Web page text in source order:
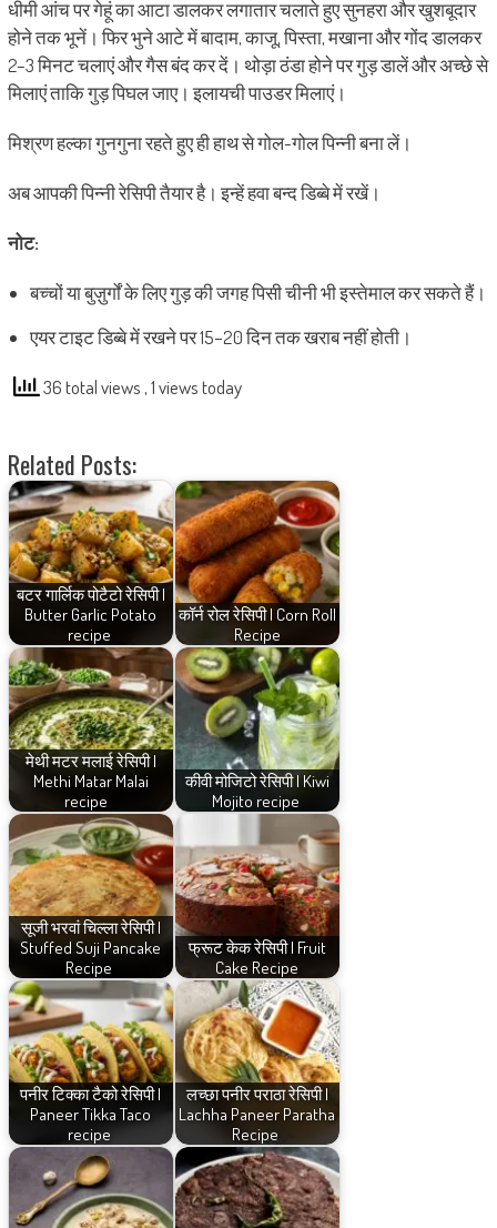
धीमी आंच पर गेहूं का आटा डालकर लगातार चलाते हुए सुनहरा और खुशबूदार
होने तक भूनें। फिर भुने आटे में बादाम, काजू, पिस्ता, मखाना और गोंद डालकर
2–3 मिनट चलाएं और गैस बंद कर दें। थोड़ा ठंडा होने पर गुड़ डालें और अच्छे से
मिलाएं ताकि गुड़ पिघल जाए। इलायची पाउडर मिलाएं।
मिश्रण हल्का गुनगुना रहते हुए ही हाथ से गोल-गोल पिन्नी बना लें।
अब आपकी पिन्नी रेसिपी तैयार है। इन्हें हवा बन्द डिब्बे में रखें।
नोट:
बच्चों या बुज़ुर्गों के लिए गुड़ की जगह पिसी चीनी भी इस्तेमाल कर सकते हैं।
एयर टाइट डिब्बे में रखने पर 15–20 दिन तक खराब नहीं होती।
36 total views, 1 views today
Related Posts:
बटर गार्लिक पोटैटो रेसिपी |
Butter Garlic Potato
recipe
कॉर्न रोल रेसिपी | Corn Roll
Recipe
मेथी मटर मलाई रेसिपी |
Methi Matar Malai
recipe
कीवी मोजिटो रेसिपी | Kiwi
Mojito recipe
सूजी भरवां चिल्ला रेसिपी |
Stuffed Suji Pancake
Recipe
फ्रूट केक रेसिपी | Fruit
Cake Recipe
पनीर टिक्का टैको रेसिपी |
Paneer Tikka Taco
recipe
लच्छा पनीर पराठा रेसिपी |
Lachha Paneer Paratha
Recipe